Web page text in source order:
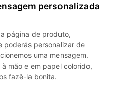
personalizada
página de produto,
poderás personalizar de
uma mensagem.
mão e em papel colorido,
fazê-la bonita.